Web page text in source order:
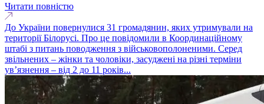
Читати повністю
До України повернулися 31 громадянин, яких утримували на
території Білорусі. Про це повідомили в Координаційному
штабі з питань поводження з військовополоненими. Серед
звільнених – жінки та чоловіки, засуджені на різні терміни
ув’язнення – від 2 до 11 років...